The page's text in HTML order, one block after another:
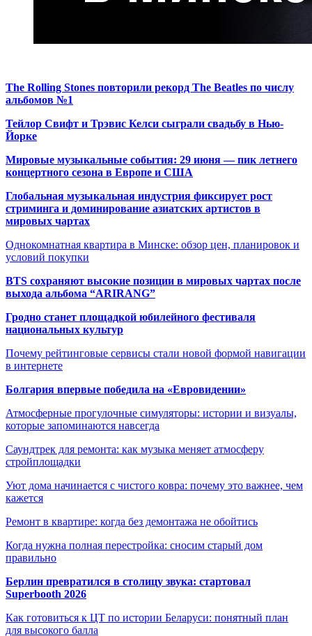
The Rolling Stones повторили рекорд The Beatles по числу
альбомов №1
Тейлор Свифт и Трэвис Келси сыграли свадьбу в Нью-
Йорке
Мировые музыкальные события: 29 июня — пик летнего
концертного сезона в Европе и США
Глобальная музыкальная индустрия фиксирует рост
стриминга и доминирование азиатских артистов в
мировых чартах
Однокомнатная квартира в Минске: обзор цен, планировок и
условий покупки
BTS сохраняют высокие позиции в мировых чартах после
выхода альбома “ARIRANG”
Гродно станет площадкой юбилейного фестиваля
национальных культур
Почему рейтинговые сервисы стали новой формой навигации
в интернете
Болгария впервые победила на «Евровидении»
Атмосферные прогулочные симуляторы: истории и визуалы,
которые запоминаются навсегда
Саундтрек для ремонта: как музыка меняет атмосферу
стройплощадки
Уют дома начинается с чистого ковра: почему это важнее, чем
кажется
Ремонт в квартире: когда без демонтажа не обойтись
Когда нужна полная перестройка: сносим старый дом
правильно
Берлин превратился в столицу звука: стартовал
Superbooth 2026
Как готовиться к ЦТ по истории Беларуси: понятный план
для высокого балла